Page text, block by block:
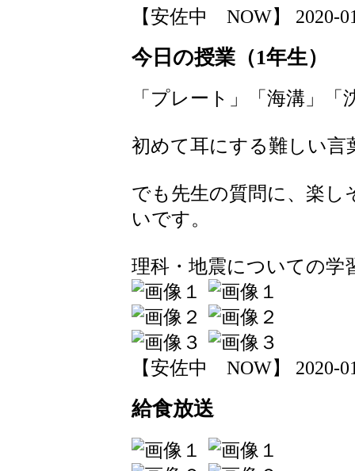
【安佐中 NOW】 2020-
今日の授業（1年生）
「プレート」「海溝」「
初めて耳にする難しい言
でも先生の質問に、楽
いです。
理科・地震についての学
【安佐中 NOW】 2020-
給食放送